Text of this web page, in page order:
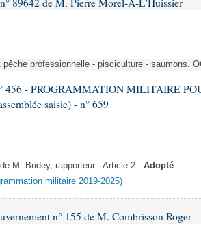
des lois
des lois
sociale
orales
débats
89642 de M. Pierre Morel-A-L'Huissier
pêche professionnelle - pisciculture - saumons.
456 - PROGRAMMATION MILITAIRE
saisie) - n° 659
M. Bridey, rapporteur - Article 2 - Adopté
militaire 2019-2025)
n° 155 de M. Combrisson Roger